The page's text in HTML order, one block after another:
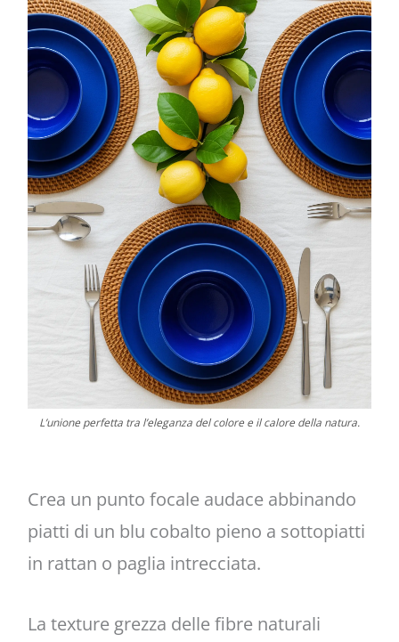
L’unione perfetta tra l’eleganza del colore e il calore della natura.
Crea un punto focale audace abbinando
piatti di un blu cobalto pieno a sottopiatti
in rattan o paglia intrecciata.
La texture grezza delle fibre naturali